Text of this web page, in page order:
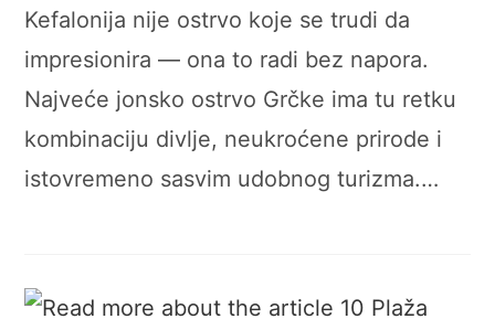
Kefalonija nije ostrvo koje se trudi da
impresionira — ona to radi bez napora.
Najveće jonsko ostrvo Grčke ima tu retku
kombinaciju divlje, neukroćene prirode i
istovremeno sasvim udobnog turizma.…